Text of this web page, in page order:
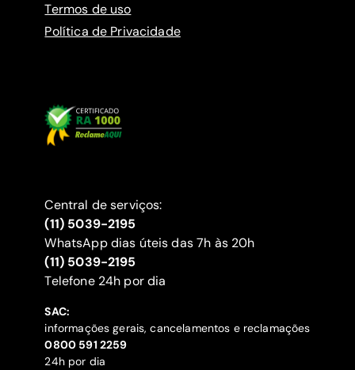
Termos de uso
Política de Privacidade
Central de serviços:
(11) 5039-2195
WhatsApp dias úteis das 7h às 20h
(11) 5039-2195
‍Telefone 24h por dia
SAC:
informações gerais, cancelamentos e reclamações
‍0800 591 2259
24h por dia